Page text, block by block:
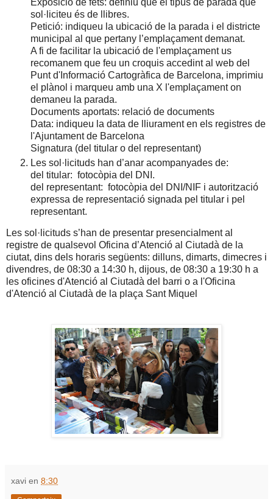
sol·liciteu és de llibres.
Petició: indiqueu la ubicació de la parada i el districte
municipal al que pertany l’emplaçament demanat.
A fi de facilitar la ubicació de l'emplaçament us
recomanem que feu un croquis accedint al web del
Punt d'Informació Cartogràfica de Barcelona, imprimiu
el plànol i marqueu amb una X l'emplaçament on
demaneu la parada.
Documents aportats: relació de documents
Data: indiqueu la data de lliurament en els registres de
l'Ajuntament de Barcelona
Signatura (del titular o del representant)
Les sol·licituds han d’anar acompanyades de:
del titular: fotocòpia del DNI.
del representant: fotocòpia del DNI/NIF i autorització
expressa de representació signada pel titular i pel
representant.
Les sol·licituds s’han de presentar presencialment al
registre de qualsevol Oficina d’Atenció al Ciutadà de la
ciutat, dins dels horaris següents: dilluns, dimarts, dimecres i
divendres, de 08:30 a 14:30 h, dijous, de 08:30 a 19:30 h a
les oficines d'Atenció al Ciutadà del barri o a l'Oficina
d'Atenció al Ciutadà de la plaça Sant Miquel
xavi en 8:30